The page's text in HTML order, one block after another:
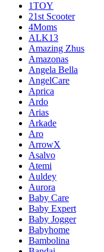
1TOY
21st Scooter
4Moms
ALK13
Amazing Zhus
Amazonas
Angela Bella
AngelCare
Aprica
Ardo
Arias
Arkade
Aro
ArrowX
Asalvo
Atemi
Auldey
Aurora
Baby Care
Baby Expert
Baby Jogger
Babyhome
Bambolina